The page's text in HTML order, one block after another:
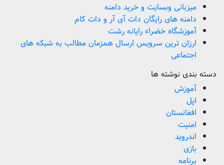
میزبانی وبسایت و خرید دامنه
دامنه های رایگان دات آی آر و دات کام
آموزشگاه خضراء رایانه رشت
ارزان ترین سرویس ارسال همزمان مطالب به شبکه های
اجتماعی
دسته بندی نوشته ها
آموزش
اپل
افغانستان
امنیت
اندروید
بازی
برنامه